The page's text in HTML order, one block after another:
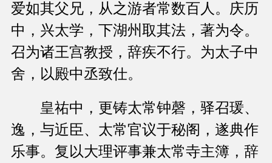
爱如其父兄，从之游者常数百人。庆历
中，兴太学，下湖州取其法，著为令。
召为诸王宫教授，辞疾不行。为太子中
舍，以殿中丞致仕。
皇祐中，更铸太常钟磬，驿召瑗、
逸，与近臣、太常官议于秘阁，遂典作
乐事。复以大理评事兼太常寺主簿，辞